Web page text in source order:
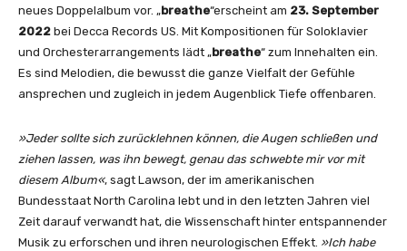
neues Doppelalbum vor. „breathe“erscheint am 23. September
2022 bei Decca Records US. Mit Kompositionen für Soloklavier
und Orchesterarrangements lädt „breathe“ zum Innehalten ein.
Es sind Melodien, die bewusst die ganze Vielfalt der Gefühle
ansprechen und zugleich in jedem Augenblick Tiefe offenbaren.
»Jeder sollte sich zurücklehnen können, die Augen schließen und
ziehen lassen, was ihn bewegt, genau das schwebte mir vor mit
diesem Album«, sagt Lawson, der im amerikanischen
Bundesstaat North Carolina lebt und in den letzten Jahren viel
Zeit darauf verwandt hat, die Wissenschaft hinter entspannender
Musik zu erforschen und ihren neurologischen Effekt. »Ich habe